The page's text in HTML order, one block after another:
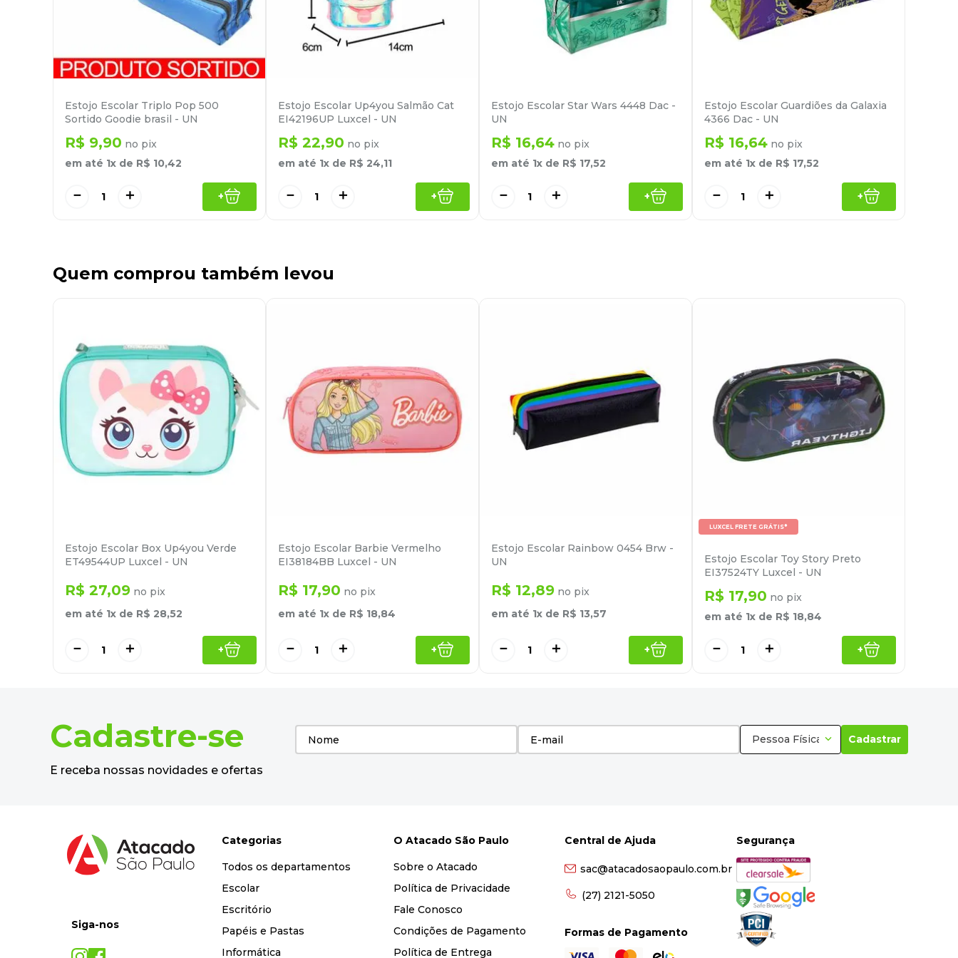
Estojo Escolar Triplo Pop 500
Sortido Goodie brasil - UN
R$ 9,90 no pix
em até 1x de R$ 10,42
＋
－ +
Estojo Escolar Up4you Salmão Cat
EI42196UP Luxcel - UN
R$ 22,90 no pix
em até 1x de R$ 24,11
＋
－ +
Estojo Escolar Star Wars 4448 Dac -
UN
R$ 16,64 no pix
em até 1x de R$ 17,52
＋
－ +
Estojo Escolar Guardiões da Galaxia
4366 Dac - UN
R$ 16,64 no pix
em até 1x de R$ 17,52
＋
－ +
Quem comprou também levou
Estojo Escolar Box Up4you Verde
ET49544UP Luxcel - UN
R$ 27,09 no pix
em até 1x de R$ 28,52
＋
－ +
Estojo Escolar Barbie Vermelho
EI38184BB Luxcel - UN
R$ 17,90 no pix
em até 1x de R$ 18,84
＋
－ +
Estojo Escolar Rainbow 0454 Brw -
UN
R$ 12,89 no pix
em até 1x de R$ 13,57
＋
－ +
LUXCEL FRETE GRÁTIS*
Estojo Escolar Toy Story Preto
EI37524TY Luxcel - UN
R$ 17,90 no pix
em até 1x de R$ 18,84
＋
－ +
Cadastre-se
E receba nossas novidades e ofertas
Pessoa Física Cadastrar
Siga-nos
Categorias
Todos os departamentos
Escolar
Escritório
Papéis e Pastas
Informática
O Atacado São Paulo
Sobre o Atacado
Política de Privacidade
Fale Conosco
Condições de Pagamento
Política de Entrega
Central de Ajuda
sac@atacadosaopaulo.com.br
(27) 2121-5050
Formas de Pagamento
Segurança